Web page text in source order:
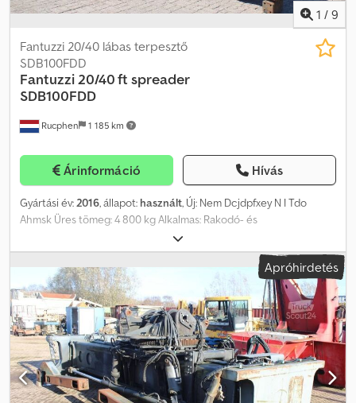
1 / 9
Rucphen 1 185 km
Fantuzzi 20/40 lábas terpesztő
SDB100FDD
Fantuzzi20/40 ft spreader
SDB100FDD
Árinformáció Hívás
Gyártási év:2016, állapot: használt, Új: Nem Dcjdpfxey N I Tdo
Ahmsk Üres tömeg: 4 800 kg Alkalmas: Rakodó- és
kirakodógépekhez További információért vegye fel a kapcsolatot
J.A.J. Jansennel.
Apróhirdetés